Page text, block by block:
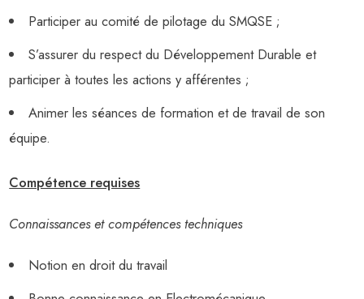
Participer au comité de pilotage du SMQSE ;
S’assurer du respect du Développement Durable et
participer à toutes les actions y afférentes ;
Animer les séances de formation et de travail de son
équipe.
Compétence requises
Connaissances et compétences techniques
Notion en droit du travail